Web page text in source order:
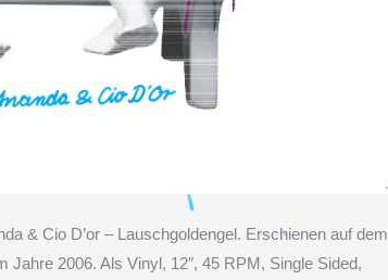
& Cio D’or – Lauschgoldengel. Erschienen auf dem
Jahre 2006. Als Vinyl, 12″, 45 RPM, Single Sided,